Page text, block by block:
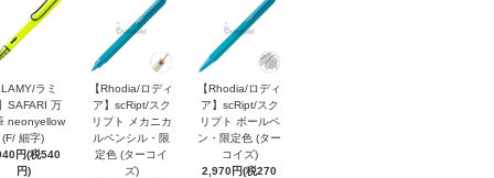
ラミ
SAFARI 万
neonyellow
(F/ 細字)
円(税540
円)
【Rhodia/ロディ
ア】scRipt/スク
リプト メカニカ
ルペンシル・限
定色 (ターコイ
ズ)
【Rhodia/ロディ
ア】scRipt/スク
リプト ボールペ
ン・限定色 (ター
コイズ)
2,970円(税270